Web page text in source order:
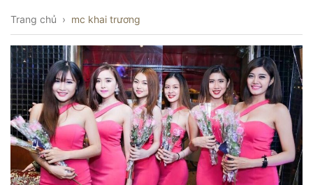
Trang chủ › mc khai trương